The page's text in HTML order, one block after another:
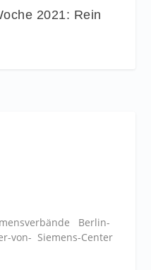
2021: Rein
Berlin-
von- Siemens-Center